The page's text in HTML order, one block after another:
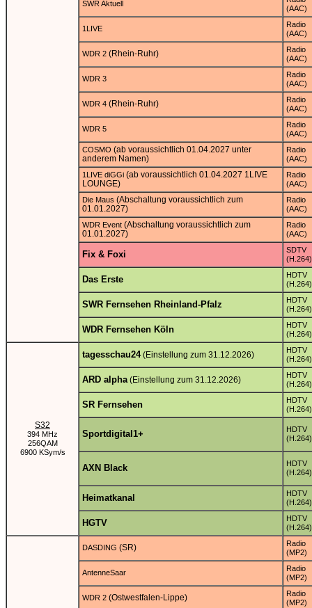
SWR Aktuell
(AAC)
1LIVE
Radio
(AAC)
WDR 2 (Rhein-Ruhr)
Radio
(AAC)
WDR 3
Radio
(AAC)
WDR 4 (Rhein-Ruhr)
Radio
(AAC)
WDR 5
Radio
(AAC)
COSMO (ab voraussichtlich 01.04.2027 unter
anderem Namen)
Radio
(AAC)
1LIVE diGGi (ab voraussichtlich 01.04.2027 1LIVE
LOUNGE)
Radio
(AAC)
Die Maus (Abschaltung voraussichtlich zum
01.01.2027)
Radio
(AAC)
WDR Event (Abschaltung voraussichtlich zum
01.01.2027)
Radio
(AAC)
Fix & Foxi
SDTV
(H.264)
Das Erste
HDTV
(H.264)
SWR Fernsehen Rheinland-Pfalz
HDTV
(H.264)
WDR Fernsehen Köln
HDTV
(H.264)
S32
394 MHz
256QAM
6900 KSym/s
tagesschau24(Einstellung zum 31.12.2026)
HDTV
(H.264)
ARD alpha(Einstellung zum 31.12.2026)
HDTV
(H.264)
SR Fernsehen
HDTV
(H.264)
Sportdigital1+
HDTV
(H.264)
AXN Black
HDTV
(H.264)
Heimatkanal
HDTV
(H.264)
HGTV
HDTV
(H.264)
DASDING (SR)
Radio
(MP2)
AntenneSaar
Radio
(MP2)
WDR 2 (Ostwestfalen-Lippe)
Radio
(MP2)